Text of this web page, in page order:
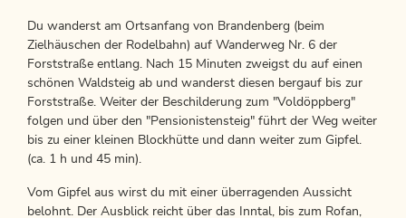
Du wanderst am Ortsanfang von Brandenberg (beim
Zielhäuschen der Rodelbahn) auf Wanderweg Nr. 6 der
Forststraße entlang. Nach 15 Minuten zweigst du auf einen
schönen Waldsteig ab und wanderst diesen bergauf bis zur
Forststraße. Weiter der Beschilderung zum "Voldöppberg"
folgen und über den "Pensionistensteig" führt der Weg weiter
bis zu einer kleinen Blockhütte und dann weiter zum Gipfel.
(ca. 1 h und 45 min).
Vom Gipfel aus wirst du mit einer überragenden Aussicht
belohnt. Der Ausblick reicht über das Inntal, bis zum Rofan,